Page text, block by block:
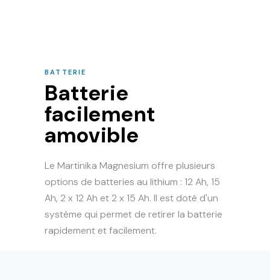
BATTERIE
Batterie
facilement
amovible
Le Martinika Magnesium offre plusieurs
options de batteries au lithium : 12 Ah, 15
Ah, 2 x 12 Ah et 2 x 15 Ah. Il est doté d'un
système qui permet de retirer la batterie
rapidement et facilement.